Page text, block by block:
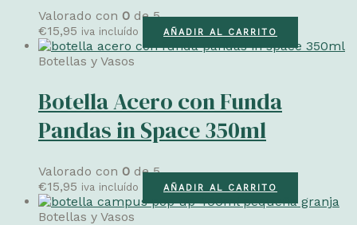
Valorado con 0 de 5
€15,95 iva incluído AÑADIR AL CARRITO
Botellas y Vasos
Botella Acero con Funda
Pandas in Space 350ml
Valorado con 0 de 5
€15,95 iva incluído AÑADIR AL CARRITO
Botellas y Vasos